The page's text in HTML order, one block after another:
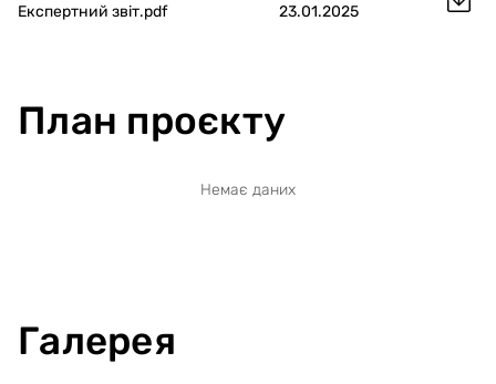
Експертний звіт.pdf 23.01.2025
План проєкту
Немає даних
Галерея